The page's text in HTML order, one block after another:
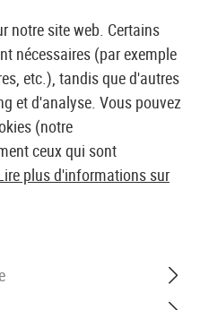
EUROPÉEN AIRSOFT
et revolvers Pistolet CO2
notre site web. Certains
nécessaires (par exemple
etc.), tandis que d'autres
et d'analyse. Vous pouvez
(notre
ceux qui sont
plus d'informations sur